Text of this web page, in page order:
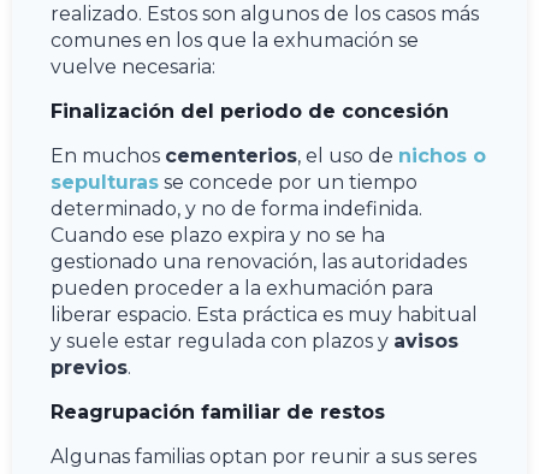
realizado. Estos son algunos de los casos más
comunes en los que la exhumación se
vuelve necesaria:
Finalización del periodo de concesión
En muchos cementerios, el uso de nichos o
sepulturas se concede por un tiempo
determinado, y no de forma indefinida.
Cuando ese plazo expira y no se ha
gestionado una renovación, las autoridades
pueden proceder a la exhumación para
liberar espacio. Esta práctica es muy habitual
y suele estar regulada con plazos y avisos
previos.
Reagrupación familiar de restos
Algunas familias optan por reunir a sus seres